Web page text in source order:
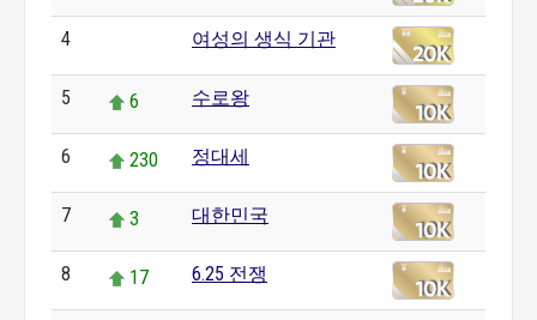
4 여성의 생식 기관
5 6 수로왕
6 230 정대세
7 3 대한민국
8 17 6.25 전쟁